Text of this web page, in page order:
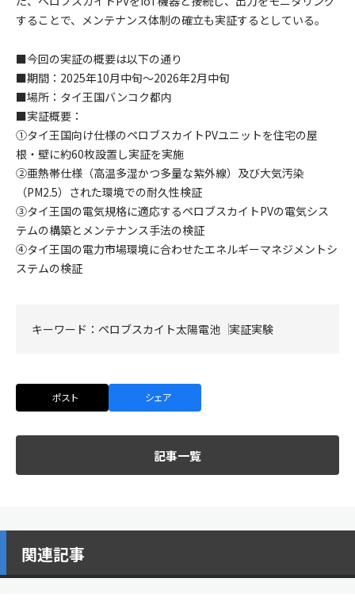
することで、メンテナンス体制の確立も実証するとしている。
■今回の実証の概要は以下の通り
■期間：2025年10月中旬～2026年2月中旬
■場所：タイ王国バンコク都内
■実証概要：
①タイ王国向け仕様のペロブスカイトPVユニットを住宅の屋
根・壁に約60枚設置し実証を実施
②亜熱帯仕様（高温多湿かつ多量な紫外線）及び大気汚染
（PM2.5）された環境での耐久性検証
③タイ王国の電気規格に適応するペロブスカイトPVの電気シス
テムの構築とメンテナンス手法の検証
④タイ王国の電力市場環境に合わせたエネルギーマネジメントシ
ステムの検証
キーワード： ペロブスカイト太陽電池 実証実験
ポスト シェア
記事一覧
関連記事